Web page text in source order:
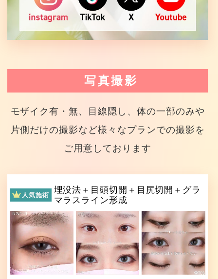
写真撮影
モザイク有・無、目線隠し、体の一部のみや
片側だけの撮影など様々なプランでの撮影を
ご用意しております
人気施術
埋没法＋目頭切開＋目尻切開＋グラ
マラスライン形成